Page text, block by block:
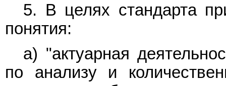
5. В целях стандарта
понятия:
а) "актуарная
по анализу и